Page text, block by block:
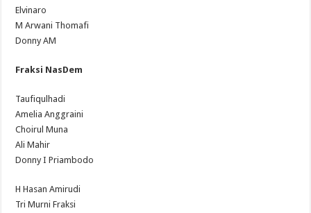
Elvinaro
M Arwani Thomafi
Donny AM
Fraksi NasDem
Taufiqulhadi
Amelia Anggraini
Choirul Muna
Ali Mahir
Donny I Priambodo
H Hasan Amirudi
Tri Murni Fraksi